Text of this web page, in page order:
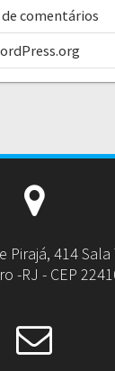
de comentários
Pirajá, 414
-RJ - CEP